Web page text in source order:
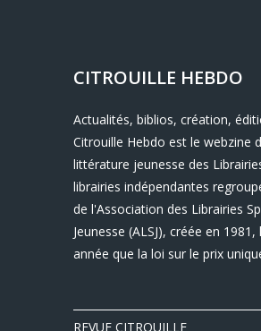
CITROUILLE HEBDO
Actualités, biblios, création,
Citrouille Hebdo est le webzine
littérature jeunesse des
librairies indépendantes
de l'Association des Librairies
Jeunesse (ALSJ), créée en
année que la loi sur le prix
REVUE CITROUILLE